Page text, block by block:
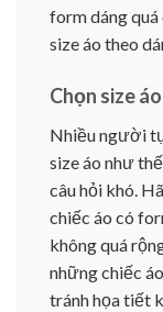
form dáng
size áo theo
Chọn size
Nhiều người
size áo như
câu hỏi khó.
chiếc áo có
không quá
những chiếc
tránh họa tiết